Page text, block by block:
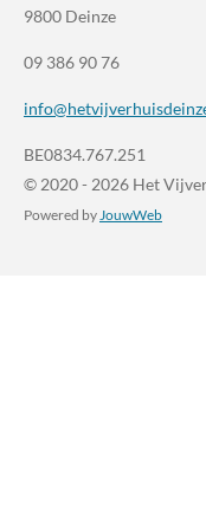
9800 Deinze
09 386 90 76
BE0834.767.251
© 2020 - 2026 Het
Powered by JouwWeb